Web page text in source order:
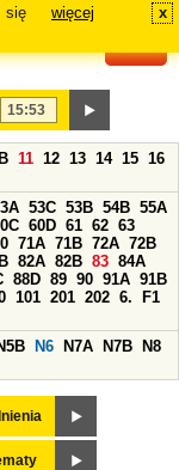
się
więcej x
11 12 13 14 15 16
53C 53B 54B 55A
60D 61 62 63
71A 71B 72A 72B
82A 82B 83 84A
88D 89 90 91A 91B
101 201 202 6.
F1
N6 N7A N7B
N8